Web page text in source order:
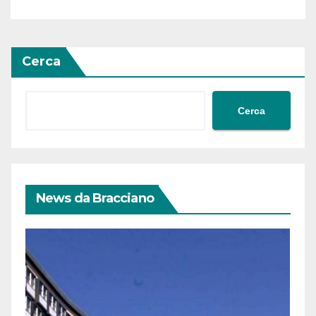
Cerca
Cerca
News da Bracciano